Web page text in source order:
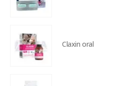
Claxin oral